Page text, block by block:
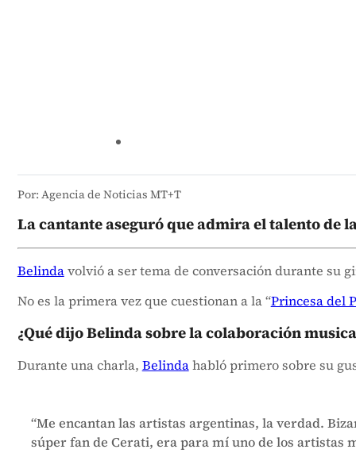
Por: Agencia de Noticias MT+T
La cantante aseguró que admira el talento de
Belindavolvió a ser tema de conversación durante su
No es la primera vez que cuestionan a la “Princesa del
¿Qué dijo Belinda sobre la colaboración
Durante una charla, Belindahabló primero sobre su
“Me encantan las artistas argentinas, la verdad.
súper fan de Cerati, era para mí uno de los artistas